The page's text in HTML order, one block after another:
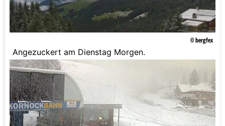
© bergfex
Angezuckert am Dienstag Morgen.